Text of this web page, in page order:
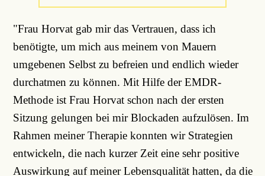
"Frau Horvat gab mir das Vertrauen, dass ich
benötigte, um mich aus meinem von Mauern
umgebenen Selbst zu befreien und endlich wieder
durchatmen zu können. Mit Hilfe der EMDR-
Methode ist Frau Horvat schon nach der ersten
Sitzung gelungen bei mir Blockaden aufzulösen. Im
Rahmen meiner Therapie konnten wir Strategien
entwickeln, die nach kurzer Zeit eine sehr positive
Auswirkung auf meiner Lebensqualität hatten, da die